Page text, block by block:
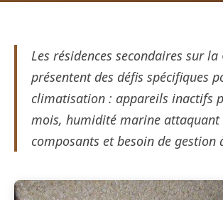
Les résidences secondaires sur la
présentent des défis spécifiques
climatisation : appareils inactifs
mois, humidité marine attaquant
composants et besoin de gestion